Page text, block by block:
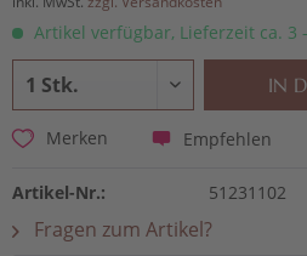
Artikel verfügbar, Lieferzeit ca. 3
IN
Merken Empfehlen
Artikel-Nr.: 51231102
Fragen zum Artikel?